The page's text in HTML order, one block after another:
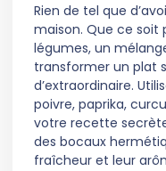
Rien de tel que
maison. Que ce soit
légumes, un
transformer un plat
d’extraordinaire.
poivre, paprika,
votre recette
des bocaux
fraîcheur et leur